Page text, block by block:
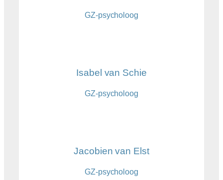
GZ-psycholoog
Isabel van Schie
GZ-psycholoog
Jacobien van Elst
GZ-psycholoog